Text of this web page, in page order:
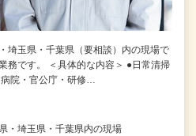
埼玉県・千葉県（要相談）内の現場で
務です。 ＜具体的な内容＞ ●日常清掃
院・官公庁・研修…
・埼玉県・千葉県内の現場